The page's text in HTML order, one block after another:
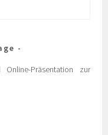
Online-Präsentation zur